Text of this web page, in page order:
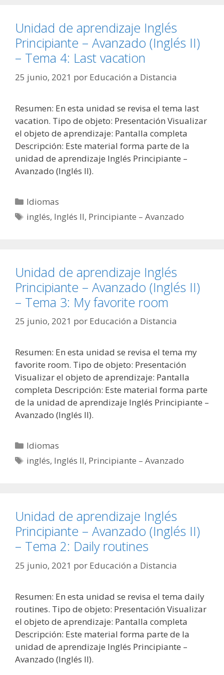
Unidad de aprendizaje Inglés
Principiante – Avanzado (Inglés II)
– Tema 4: Last vacation
25 junio, 2021 por Educación a Distancia
Resumen: En esta unidad se revisa el tema last
vacation. Tipo de objeto: Presentación Visualizar
el objeto de aprendizaje: Pantalla completa
Descripción: Este material forma parte de la
unidad de aprendizaje Inglés Principiante –
Avanzado (Inglés II).
Categorías
Idiomas
Etiquetas
inglés, Inglés II, Principiante – Avanzado
Unidad de aprendizaje Inglés
Principiante – Avanzado (Inglés II)
– Tema 3: My favorite room
25 junio, 2021 por Educación a Distancia
Resumen: En esta unidad se revisa el tema my
favorite room. Tipo de objeto: Presentación
Visualizar el objeto de aprendizaje: Pantalla
completa Descripción: Este material forma parte
de la unidad de aprendizaje Inglés Principiante –
Avanzado (Inglés II).
Categorías
Idiomas
Etiquetas
inglés, Inglés II, Principiante – Avanzado
Unidad de aprendizaje Inglés
Principiante – Avanzado (Inglés II)
– Tema 2: Daily routines
25 junio, 2021 por Educación a Distancia
Resumen: En esta unidad se revisa el tema daily
routines. Tipo de objeto: Presentación Visualizar
el objeto de aprendizaje: Pantalla completa
Descripción: Este material forma parte de la
unidad de aprendizaje Inglés Principiante –
Avanzado (Inglés II).